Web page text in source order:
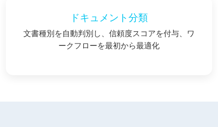
ドキュメント分類
文書種別を自動判別し、信頼度スコアを付与、ワ
ークフローを最初から最適化